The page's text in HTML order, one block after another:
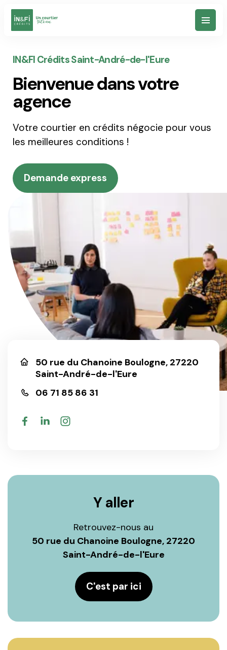
Votre Projet
Nos agences
Notre vision
Rejoignez-nous
IN&FI Crédits Saint-André-de-l'Eure
Bienvenue dans votre
agence
Votre courtier en crédits négocie pour vous
les meilleures conditions !
Demande express
50 rue du Chanoine Boulogne, 27220
Saint-André-de-l'Eure
06 71 85 86 31
Y aller
Retrouvez-nous au
50 rue du Chanoine Boulogne, 27220
Saint-André-de-l'Eure
C'est par ici